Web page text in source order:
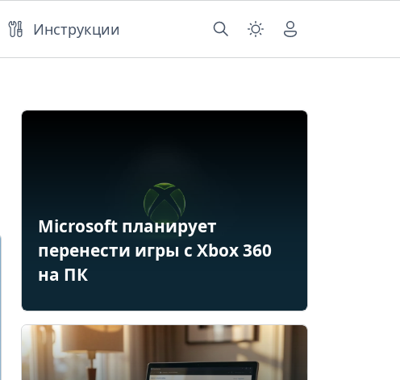
Инструкции
Microsoft планирует
перенести игры с Xbox 360
на ПК